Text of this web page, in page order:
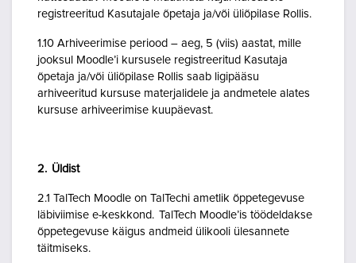
registreeritud Kasutajale õpetaja ja/või üliõpilase Rollis.
1.10 Arhiveerimise periood – aeg, 5 (viis) aastat, mille
jooksul Moodle’i kursusele registreeritud Kasutaja
õpetaja ja/või üliõpilase Rollis saab ligipääsu
arhiveeritud kursuse materjalidele ja andmetele alates
kursuse arhiveerimise kuupäevast.
2. Üldist
2.1 TalTech Moodle on TalTechi ametlik õppetegevuse
läbiviimise e-keskkond. TalTech Moodle’is töödeldakse
õppetegevuse käigus andmeid ülikooli ülesannete
täitmiseks.